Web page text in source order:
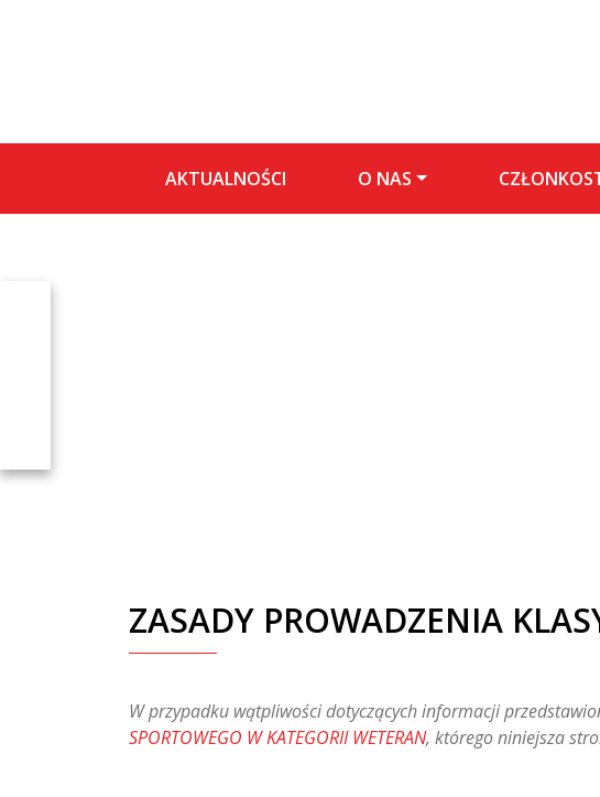
AKTUALNOŚCI O NAS
ZASADY PROWADZENIA
W przypadku wątpliwości dotyczących informacji
SPORTOWEGO W KATEGORII WETERAN, którego niniejsza